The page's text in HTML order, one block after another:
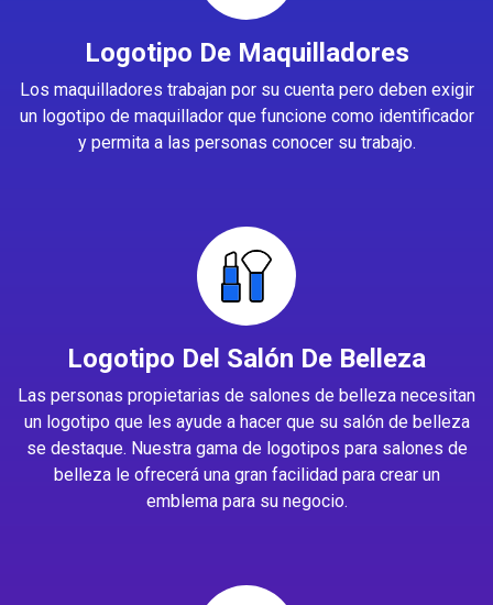
Logotipo De Maquilladores
Los maquilladores trabajan por su cuenta pero deben exigir
un logotipo de maquillador que funcione como identificador
y permita a las personas conocer su trabajo.
Logotipo Del Salón De Belleza
Las personas propietarias de salones de belleza necesitan
un logotipo que les ayude a hacer que su salón de belleza
se destaque. Nuestra gama de logotipos para salones de
belleza le ofrecerá una gran facilidad para crear un
emblema para su negocio.